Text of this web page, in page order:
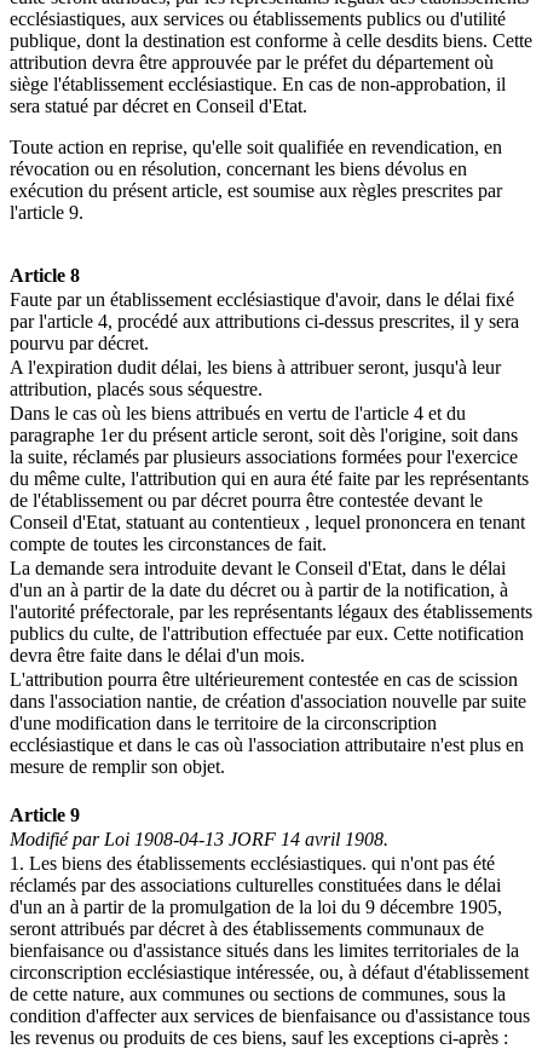
ecclésiastiques, aux services ou établissements publics ou d'utilité
publique, dont la destination est conforme à celle desdits biens. Cette
attribution devra être approuvée par le préfet du département où
siège l'établissement ecclésiastique. En cas de non-approbation, il
sera statué par décret en Conseil d'Etat.
Toute action en reprise, qu'elle soit qualifiée en revendication, en
révocation ou en résolution, concernant les biens dévolus en
exécution du présent article, est soumise aux règles prescrites par
l'article 9.
Article 8
Faute par un établissement ecclésiastique d'avoir, dans le délai fixé
par l'article 4, procédé aux attributions ci-dessus prescrites, il y sera
pourvu par décret.
A l'expiration dudit délai, les biens à attribuer seront, jusqu'à leur
attribution, placés sous séquestre.
Dans le cas où les biens attribués en vertu de l'article 4 et du
paragraphe 1er du présent article seront, soit dès l'origine, soit dans
la suite, réclamés par plusieurs associations formées pour l'exercice
du même culte, l'attribution qui en aura été faite par les représentants
de l'établissement ou par décret pourra être contestée devant le
Conseil d'Etat, statuant au contentieux , lequel prononcera en tenant
compte de toutes les circonstances de fait.
La demande sera introduite devant le Conseil d'Etat, dans le délai
d'un an à partir de la date du décret ou à partir de la notification, à
l'autorité préfectorale, par les représentants légaux des établissements
publics du culte, de l'attribution effectuée par eux. Cette notification
devra être faite dans le délai d'un mois.
L'attribution pourra être ultérieurement contestée en cas de scission
dans l'association nantie, de création d'association nouvelle par suite
d'une modification dans le territoire de la circonscription
ecclésiastique et dans le cas où l'association attributaire n'est plus en
mesure de remplir son objet.
Article 9
Modifié par Loi 1908-04-13 JORF 14 avril 1908.
1. Les biens des établissements ecclésiastiques. qui n'ont pas été
réclamés par des associations culturelles constituées dans le délai
d'un an à partir de la promulgation de la loi du 9 décembre 1905,
seront attribués par décret à des établissements communaux de
bienfaisance ou d'assistance situés dans les limites territoriales de la
circonscription ecclésiastique intéressée, ou, à défaut d'établissement
de cette nature, aux communes ou sections de communes, sous la
condition d'affecter aux services de bienfaisance ou d'assistance tous
les revenus ou produits de ces biens, sauf les exceptions ci-après :